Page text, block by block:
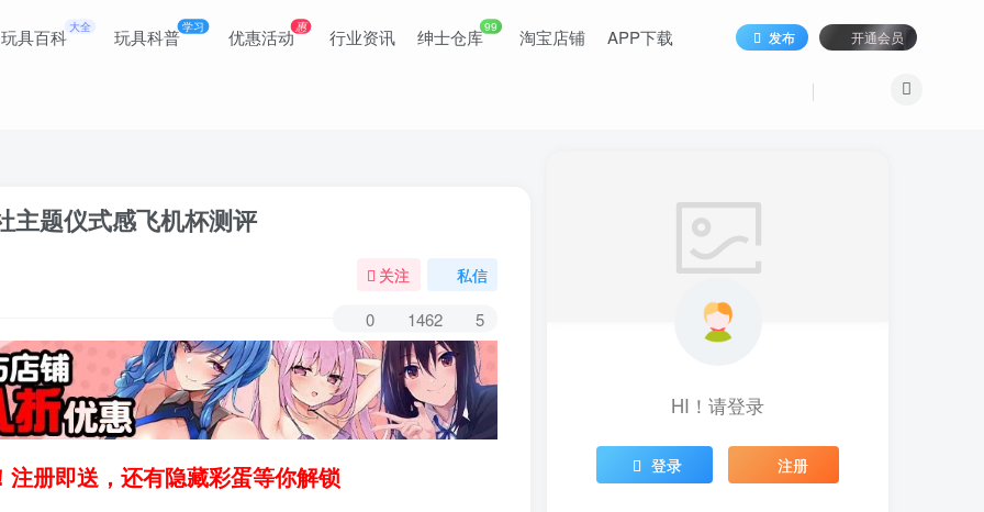
玩具百科 大全 玩具科普学习 优惠活动惠 行业资讯 绅士仓库99 淘宝店铺 APP下载 发布 开通会员
主题仪式感飞机杯测评
关注 私信
0 1462 5
册即送，还有隐藏彩蛋等你解锁
HI！请登录
登录 注册